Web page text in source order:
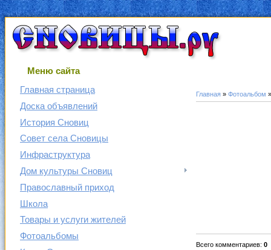
Меню сайта
Главная страница
Доска объявлений
История Сновиц
Совет села Сновицы
Инфраструктура
Дом культуры Сновиц
Православный приход
Школа
Товары и услуги жителей
Фотоальбомы
Главная » Фотоальбом
Всего комментариев: 0